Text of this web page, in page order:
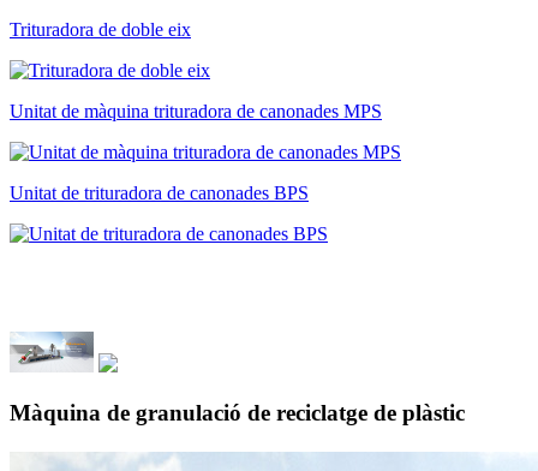
Trituradora de doble eix
Unitat de màquina trituradora de canonades MPS
Unitat de trituradora de canonades BPS
Màquina de granulació de reciclatge de plàstic